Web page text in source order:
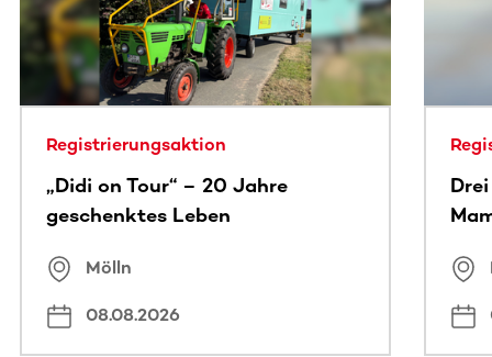
Registrierungsaktion
„Didi on Tour“ – 20 Jahre
geschenktes Leben
Mölln
08.08.2026